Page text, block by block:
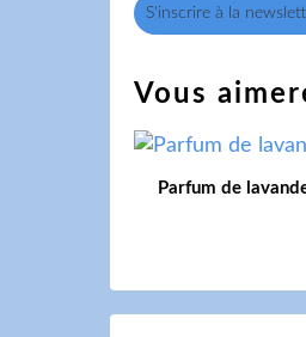
S'inscrire à la
Vous
Parfum de